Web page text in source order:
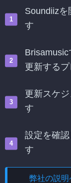
Soundiizを
す
更新する
更新スケ
す
設定を確
す
弊社の説明